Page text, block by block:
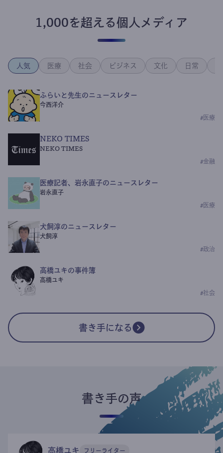
1,000を超える個人メディア
人気 医療 社会 ビジネス 文化 日常
ふらいと先生のニュースレター
今西洋介
# 医療
NEKO TIMES
NEKO TIMES
#金融
医療記者、岩永直子のニュースレター
岩永直子
# 医療
犬飼淳のニュースレター
犬飼淳
#政治
高橋ユキの事件簿
高橋ユキ
#社会
書き手になる
書き手の声
高橋ユキ フリーライター